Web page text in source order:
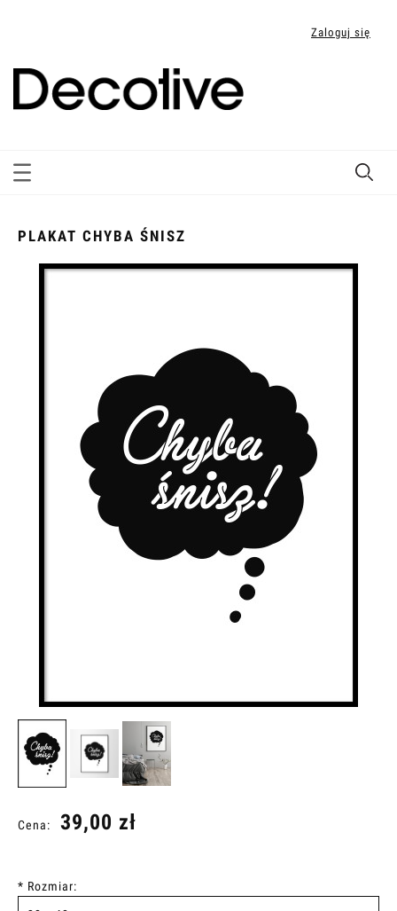
Zaloguj się
PLAKAT CHYBA ŚNISZ
Cena: 39,00 zł
* Rozmiar: